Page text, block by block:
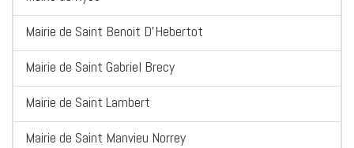
Mairie de Saint Benoit D'Hebertot
Mairie de Saint Gabriel Brecy
Mairie de Saint Lambert
Mairie de Saint Manvieu Norrey